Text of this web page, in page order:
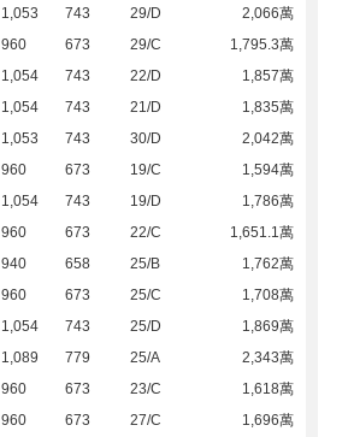
1,053 743 29/D
2,066萬
960 673 29/C
1,795.3萬
1,054 743 22/D
1,857萬
1,054 743 21/D
1,835萬
1,053 743 30/D
2,042萬
960 673 19/C
1,594萬
1,054 743 19/D
1,786萬
960 673 22/C
1,651.1萬
940 658 25/B
1,762萬
960 673 25/C
1,708萬
1,054 743 25/D
1,869萬
1,089 779 25/A
2,343萬
960 673 23/C
1,618萬
960 673 27/C
1,696萬